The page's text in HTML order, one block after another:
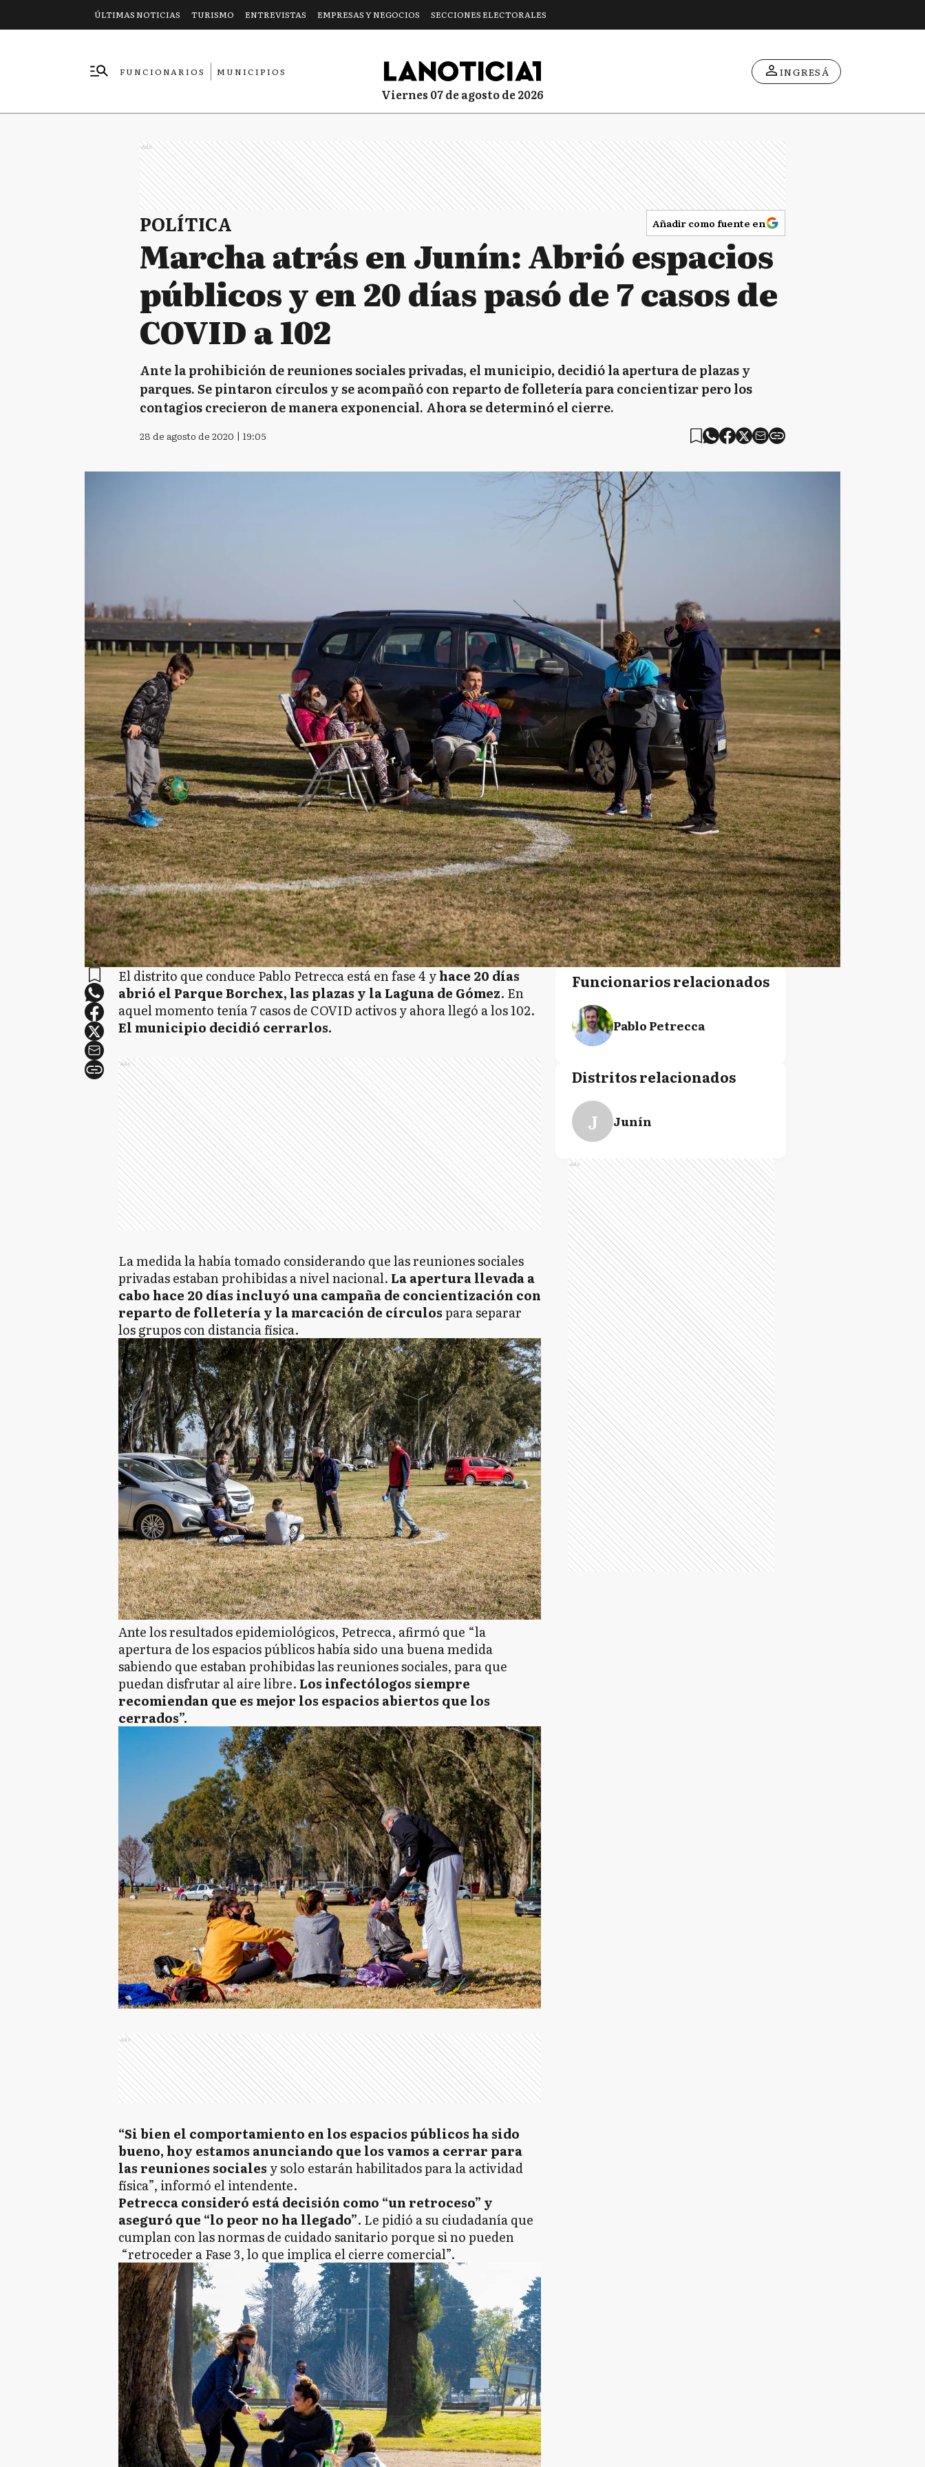
ÚLTIMAS NOTICIAS TURISMO ENTREVISTAS EMPRESAS Y NEGOCIOS SECCIONES ELECTORALES
FUNCIONARIOS
MUNICIPIOS
viernes 07 de agosto de 2026
INGRESÁ
Ads
POLÍTICA Añadir como fuente en
Marcha atrás en Junín: Abrió espacios
públicos y en 20 días pasó de 7 casos de
COVID a 102
Ante la prohibición de reuniones sociales privadas, el municipio, decidió la apertura de plazas y
parques. Se pintaron círculos y se acompañó con reparto de folletería para concientizar pero los
contagios crecieron de manera exponencial. Ahora se determinó el cierre.
28 de agosto de 2020 | 19:05
El distrito que conduce Pablo Petrecca está en fase 4 yhace 20 días
abrió el Parque Borchex, las plazas y la Laguna de Gómez. En
aquel momento tenía 7 casos de COVID activos y ahora llegó a los 102.
El municipio decidió cerrarlos.
Ads
La medida la había tomado considerando que las reuniones sociales
privadas estaban prohibidas a nivel nacional. La apertura llevada a
cabo hace 20 días incluyó una campaña de concientización con
reparto de folletería y la marcación de círculospara separar
los grupos con distancia física.
Ante los resultados epidemiológicos, Petrecca, afirmó que “la
apertura de los espacios públicos había sido una buena medida
sabiendo que estaban prohibidas las reuniones sociales, para que
puedan disfrutar al aire libre. Los infectólogos siempre
recomiendan que es mejor los espacios abiertos que los
cerrados”.
Ads
“Si bien el comportamiento en los espacios públicos ha sido
bueno, hoy estamos anunciando que los vamos a cerrar para
las reuniones sociales y solo estarán habilitados para la actividad
física”, informó el intendente.
Petrecca consideró está decisión como “un retroceso” y
aseguró que “lo peor no ha llegado”. Le pidió a su ciudadanía que
cumplan con las normas de cuidado sanitario porque si no pueden
“retroceder a Fase 3, lo que implica el cierre comercial”.
Funcionarios relacionados
Pablo Petrecca
Distritos relacionados
J Junín
Ads